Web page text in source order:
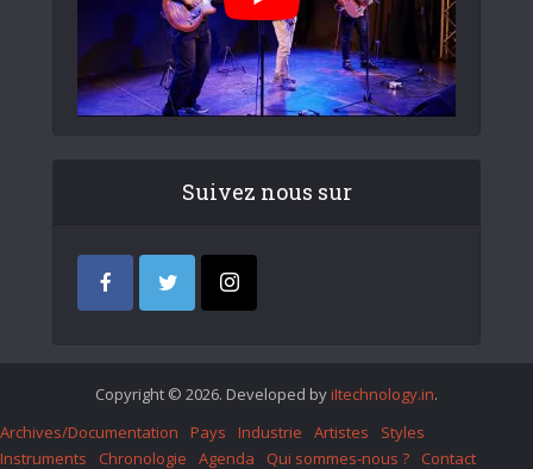
Suivez nous sur
Copyright © 2026. Developed by iItechnology.in.
Archives/Documentation
Pays Industrie Artistes
Styles
Instruments
Chronologie Agenda Qui sommes-nous ? Contact